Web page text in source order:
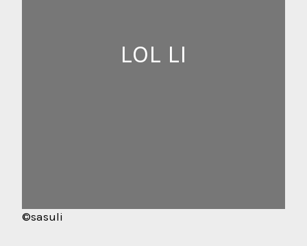
LOL LI
©sasuli